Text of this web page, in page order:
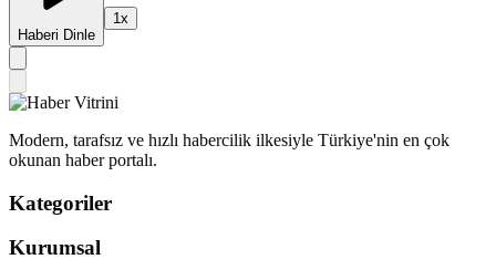
Haberi Dinle
1 x
Modern, tarafsız ve hızlı habercilik ilkesiyle Türkiye'nin en çok
okunan haber portalı.
Kategoriler
Kurumsal